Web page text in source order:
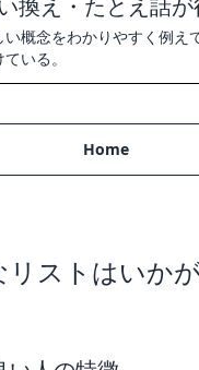
換え・たとえ話
い概念をわかりやすく例え
いる。
Home
リストはいか